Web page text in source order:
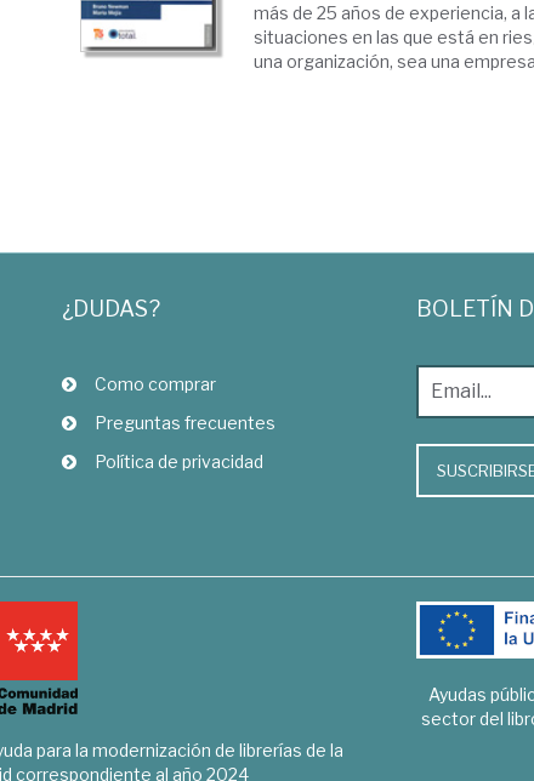
más de 25 años de experiencia, a
situaciones en las que está en
una organización, sea una
¿DUDAS?
Como comprar
Preguntas frecuentes
Política de privacidad
BOLETÍN
para la modernización de librerías de la
correspondiente al año 2024
Ayudas
sector del